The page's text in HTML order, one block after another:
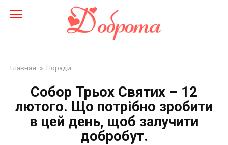
Главная » Поради
Собор Трьох Святих – 12
лютого. Що потрібно зробити
в цей день, щоб залучити
добробут.